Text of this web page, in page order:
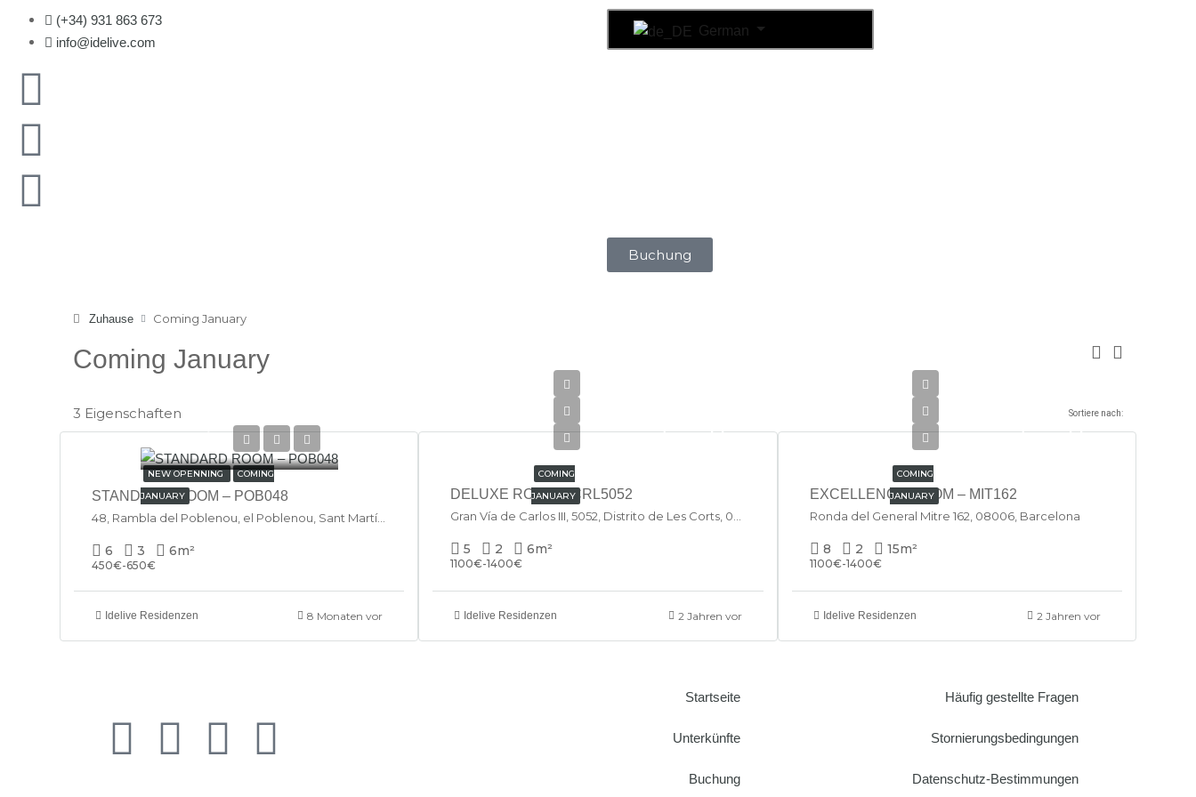
(+34) 931 863 673
info@idelive.com
German
Buchung
Zuhause Coming January
Coming January
3 Eigenschaften Sortiere nach:
NEW OPENNING
COMING
JANUARY
€450/Monthly
STANDARD ROOM – POB048
48, Rambla del Poblenou, el Poblenou, Sant Martí, Barcelona, Barcelonès, Barcelona, Catalunya, 08005, España
6 3 6m²
450€-650€
Idelive Residenzen 8 Monaten vor
COMING
JANUARY
€675/Monthly
DELUXE ROOM – CRL5052
5 2 6m²
1100€-1400€
Idelive Residenzen 2 Jahren vor
COMING
JANUARY
€767/Monthly
EXCELLENCE ROOM – MIT162
Ronda del General Mitre 162, 08006, Barcelona
8 2 15m²
1100€-1400€
Idelive Residenzen 2 Jahren vor
Startseite
Unterkünfte
Buchung
Häufig gestellte Fragen
Stornierungsbedingungen
Datenschutz-Bestimmungen